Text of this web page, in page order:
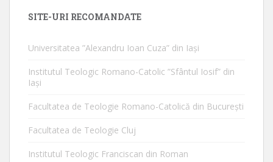
SITE-URI RECOMANDATE
Universitatea ”Alexandru Ioan Cuza” din Iaşi
Institutul Teologic Romano-Catolic ”Sfântul Iosif” din
Iaşi
Facultatea de Teologie Romano-Catolică din Bucureşti
Facultatea de Teologie Cluj
Institutul Teologic Franciscan din Roman